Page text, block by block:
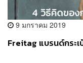
9 มกราคม 2019
Freitag แบรนด์กระเ